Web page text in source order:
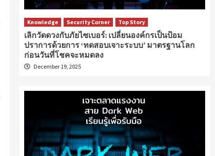
Knowledge Security Corner Top Story
เลิกวัดดวงกับภัยไซเบอร์: เปลี่ยนองค์กรเป็นป้อม
ปราการด้วยการ ‘ทดสอบเจาะระบบ’ มาตรฐานโลก
ก่อนวันที่โชคจะหมดลง
December 19, 2025